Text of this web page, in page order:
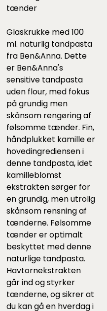
tænder
Glaskrukke med 100
ml. naturlig tandpasta
fra Ben&Anna. Dette
er Ben&Anna's
sensitive tandpasta
uden flour, med fokus
på grundig men
skånsom rengøring af
følsomme tænder. Fin,
håndplukket kamille er
hovedingrediensen i
denne tandpasta, idet
kamilleblomst
ekstrakten sørger for
en grundig, men utrolig
skånsom rensning af
tænderne. Følsomme
tænder er optimalt
beskyttet med denne
naturlige tandpasta.
Havtornekstrakten
går ind og styrker
tænderne, og sikrer at
du kan gå en hverdag i